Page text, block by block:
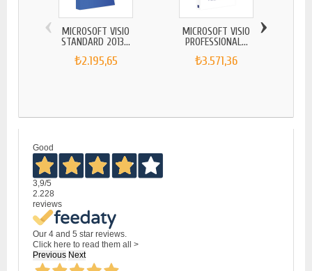
MICROSOFT VISIO
STANDARD 2013...
₺2.195,65
MICROSOFT VISIO
PROFESSIONAL...
₺3.571,36
‹ ›
Good
3,9/5
2.228
reviews
Our 4 and 5 star reviews.
Click here to read them all >
Previous Next